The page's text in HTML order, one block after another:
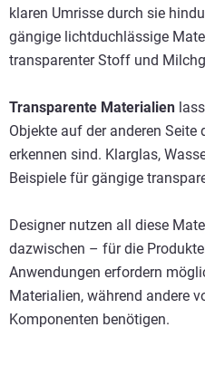
klaren Umrisse durch sie
gängige lichtduchlässige
transparenter Stoff und
Transparente Materialien
Objekte auf der anderen
erkennen sind. Klarglas,
Beispiele für gängige
Designer nutzen all diese
dazwischen – für die
Anwendungen erfordern
Materialien, während andere
Komponenten benötigen.